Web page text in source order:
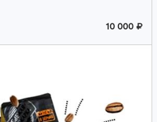
10 000 ₽